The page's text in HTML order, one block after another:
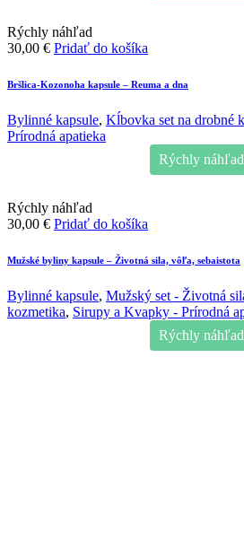
Rýchly náhľad
30,00 € Pridať do košíka
Bršlica-Kozonoha kapsule – Reuma a dna
Bylinné kapsule, Kĺbovka set na drobné
Prírodná apatieka
Rýchly náhľad
Rýchly náhľad
30,00 € Pridať do košíka
Mužské byliny kapsule – Životná sila, vôľa, sebaistota
Bylinné kapsule, Mužský set - Životná
kozmetika, Sirupy a Kvapky - Prírodná
Rýchly náhľad